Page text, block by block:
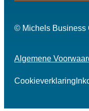
T
A
© Michels Business
Algemene
Cookieverklaring